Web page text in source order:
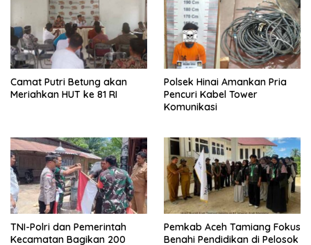
Camat Putri Betung akan
Meriahkan HUT ke 81 RI
Polsek Hinai Amankan Pria
Pencuri Kabel Tower
Komunikasi
TNI-Polri dan Pemerintah
Kecamatan Bagikan 200
Pemkab Aceh Tamiang Fokus
Benahi Pendidikan di Pelosok